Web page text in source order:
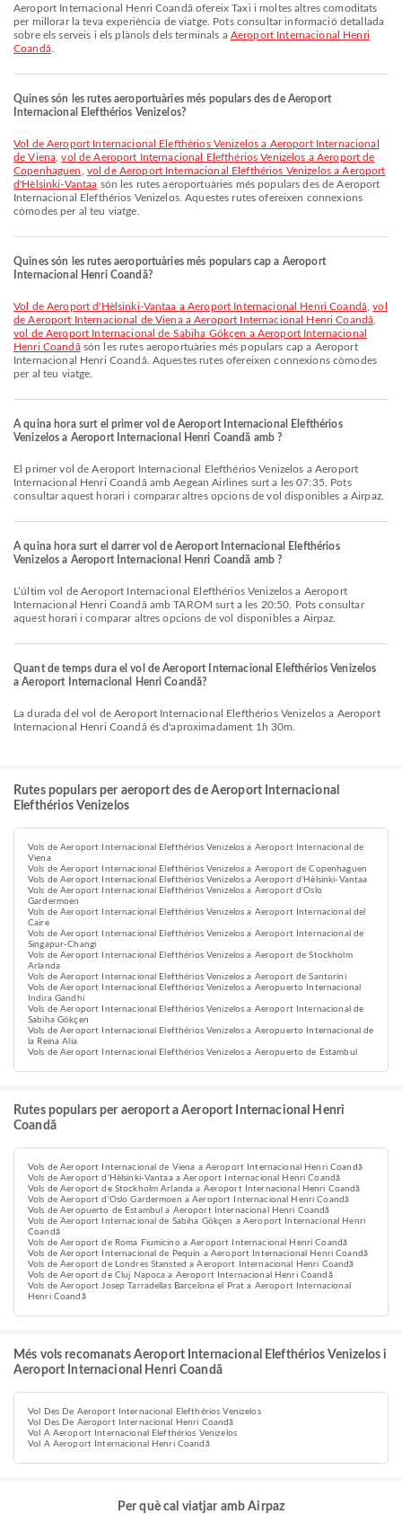
Aeroport Internacional Henri Coandă ofereix Taxi i moltes altres comoditats
per millorar la teva experiència de viatge. Pots consultar informació detallada
sobre els serveis i els plànols dels terminals a Aeroport Internacional Henri
Coandă.
Quines són les rutes aeroportuàries més populars des de Aeroport
Internacional Elefthérios Venizelos?
vol de Aeroport Internacional Elefthérios Venizelos a Aeroport Internacional
de Viena ,vol de Aeroport Internacional Elefthérios Venizelos a Aeroport de
Copenhaguen
vol de Aeroport Internacional Elefthérios Venizelos a Aeroport
d'Hèlsinki-Vantaa són les rutes aeroportuàries més populars des de Aeroport
Internacional Elefthérios Venizelos. Aquestes rutes ofereixen connexions
còmodes per al teu viatge.
Quines són les rutes aeroportuàries més populars cap a Aeroport
Internacional Henri Coandă?
vol de Aeroport d'Hèlsinki-Vantaa a Aeroport Internacional Henri Coandă,vol
de Aeroport Internacional de Viena a Aeroport Internacional Henri Coandă
vol de Aeroport Internacional de Sabiha Gökçen a Aeroport Internacional
Henri Coandăsón les rutes aeroportuàries més populars cap a Aeroport
Internacional Henri Coandă. Aquestes rutes ofereixen connexions còmodes
per al teu viatge.
A quina hora surt el primer vol de Aeroport Internacional Elefthérios
Venizelos a Aeroport Internacional Henri Coandă amb ?
El primer vol de Aeroport Internacional Elefthérios Venizelos a Aeroport
Internacional Henri Coandă amb Aegean Airlines surt a les 07:35. Pots
consultar aquest horari i comparar altres opcions de vol disponibles a Airpaz.
A quina hora surt el darrer vol de Aeroport Internacional Elefthérios
Venizelos a Aeroport Internacional Henri Coandă amb ?
L’últim vol de Aeroport Internacional Elefthérios Venizelos a Aeroport
Internacional Henri Coandă amb TAROM surt a les 20:50. Pots consultar
aquest horari i comparar altres opcions de vol disponibles a Airpaz.
Quant de temps dura el vol de Aeroport Internacional Elefthérios Venizelos
a Aeroport Internacional Henri Coandă?
La durada del vol de Aeroport Internacional Elefthérios Venizelos a Aeroport
Internacional Henri Coandă és d'aproximadament 1h 30m.
Rutes populars per aeroport des de Aeroport Internacional
Elefthérios Venizelos
Vols de Aeroport Internacional Elefthérios Venizelos a Aeroport Internacional de
Viena
Vols de Aeroport Internacional Elefthérios Venizelos a Aeroport de Copenhaguen
Vols de Aeroport Internacional Elefthérios Venizelos a Aeroport d'Hèlsinki-Vantaa
Vols de Aeroport Internacional Elefthérios Venizelos a Aeroport d'Oslo
Gardermoen
Vols de Aeroport Internacional Elefthérios Venizelos a Aeroport Internacional del
Caire
Vols de Aeroport Internacional Elefthérios Venizelos a Aeroport Internacional de
Singapur-Changi
Vols de Aeroport Internacional Elefthérios Venizelos a Aeroport de Stockholm
Arlanda
Vols de Aeroport Internacional Elefthérios Venizelos a Aeroport de Santorini
Vols de Aeroport Internacional Elefthérios Venizelos a Aeropuerto Internacional
Indira Gandhi
Vols de Aeroport Internacional Elefthérios Venizelos a Aeroport Internacional de
Sabiha Gökçen
Vols de Aeroport Internacional Elefthérios Venizelos a Aeropuerto Internacional de
la Reina Alia
Vols de Aeroport Internacional Elefthérios Venizelos a Aeropuerto de Estambul
Rutes populars per aeroport a Aeroport Internacional Henri
Coandă
Vols de Aeroport Internacional de Viena a Aeroport Internacional Henri Coandă
Vols de Aeroport d'Hèlsinki-Vantaa a Aeroport Internacional Henri Coandă
Vols de Aeroport de Stockholm Arlanda a Aeroport Internacional Henri Coandă
Vols de Aeroport d'Oslo Gardermoen a Aeroport Internacional Henri Coandă
Vols de Aeropuerto de Estambul a Aeroport Internacional Henri Coandă
Vols de Aeroport Internacional de Sabiha Gökçen a Aeroport Internacional Henri
Coandă
Vols de Aeroport de Roma Fiumicino a Aeroport Internacional Henri Coandă
Vols de Aeroport Internacional de Pequín a Aeroport Internacional Henri Coandă
Vols de Aeroport de Londres Stansted a Aeroport Internacional Henri Coandă
Vols de Aeroport de Cluj Napoca a Aeroport Internacional Henri Coandă
Vols de Aeroport Josep Tarradellas Barcelona el Prat a Aeroport Internacional
Henri Coandă
Més vols recomanats Aeroport Internacional Elefthérios Venizelos i
Aeroport Internacional Henri Coandă
Vol Des De Aeroport Internacional Elefthérios Venizelos
Vol Des De Aeroport Internacional Henri Coandă
Vol A Aeroport Internacional Elefthérios Venizelos
Vol A Aeroport Internacional Henri Coandă
Per què cal viatjar amb Airpaz